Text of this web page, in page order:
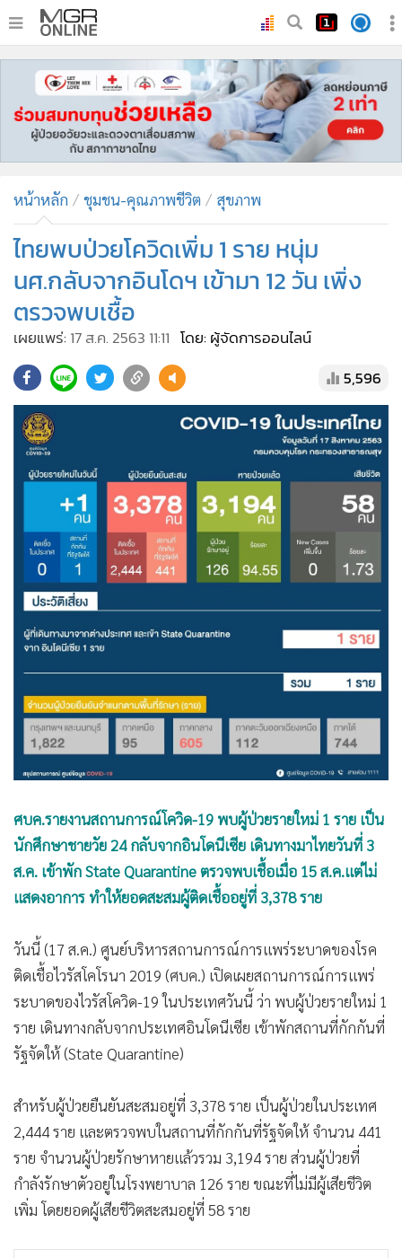
หน้าหลัก
ทันเหตุการณ์
• ภาคใต้
• บันเทิง
•
ผู้จัดการรายวัน
• คอลัมนิสต์
• ละคร
• CbizReview
• Cyber BIZ
• ผู้จัดกวน
• Good health & Well-being
Green Innovation & SD
Management & HR
MGR Live
Infographic
การเมือง
ท่องเที่ยว
กีฬา
ต่างประเทศ
Special Scoop
จีน
ชุมชน-คุณภาพชีวิต
• เกม
• วิทยาศาสตร์
• SMEs
• หุ้น
อินโดจีน
• กองทุนรวม
• Celeb Online
• ญี่ปุ่น
News1
• Gotomanager
หน้าหลัก ชุมชน-คุณภาพชีวิต สุขภาพ
ไทยพบป่วยโควิดเพิ่ม 1 ราย หนุ่ม
นศ.กลับจากอินโดฯ เข้ามา 12 วัน เพิ่ง
ตรวจพบเชื้อ
เผยแพร่: 17 ส.ค. 2563 11:11 โดย: ผู้จัดการออนไลน์
5,596
ศบค.รายงานสถานการณ์โควิด-19 พบผู้ป่วยรายใหม่ 1 ราย เป็น
นักศึกษาชายวัย 24 กลับจากอินโดนีเซีย เดินทางมาไทยวันที่ 3
ส.ค. เข้าพัก State Quarantine ตรวจพบเชื้อเมื่อ 15 ส.ค.แต่ไม่
แสดงอาการ ทำให้ยอดสะสมผู้ติดเชื้ออยู่ที่ 3,378 ราย
วันนี้ (17 ส.ค.) ศูนย์บริหารสถานการณ์การแพร่ระบาดของโรค
ติดเชื้อไวรัสโคโรนา 2019 (ศบค.) เปิดเผยสถานการณ์การแพร่
ระบาดของไวรัสโควิด-19 ในประเทศวันนี้ ว่า พบผู้ป่วยรายใหม่ 1
ราย เดินทางกลับจากประเทศอินโดนีเซีย เข้าพักสถานที่กักกันที่
รัฐจัดให้ (State Quarantine)
สำหรับผู้ป่วยยืนยันสะสมอยู่ที่ 3,378 ราย เป็นผู้ป่วยในประเทศ
2,444 ราย และตรวจพบในสถานที่กักกันที่รัฐจัดให้ จำนวน 441
ราย จำนวนผู้ป่วยรักษาหายแล้วรวม 3,194 ราย ส่วนผู้ป่วยที่
กำลังรักษาตัวอยู่ในโรงพยาบาล 126 ราย ขณะที่ไม่มีผู้เสียชีวิต
เพิ่ม โดยยอดผู้เสียชีวิตสะสมอยู่ที่ 58 ราย